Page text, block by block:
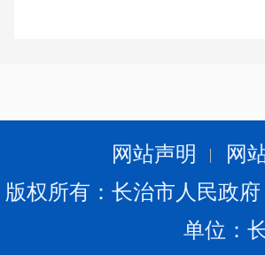
网站声明 网
版权所有：长治市人民政
单位：